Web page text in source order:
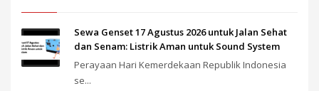
Sewa Genset 17 Agustus 2026 untuk Jalan Sehat
dan Senam: Listrik Aman untuk Sound System
Perayaan Hari Kemerdekaan Republik Indonesia
se...